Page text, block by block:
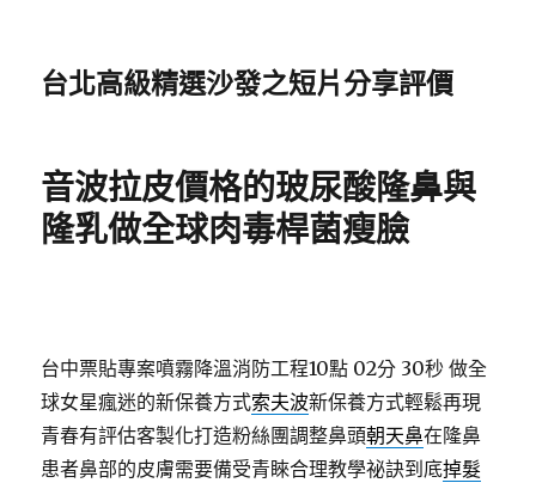
台北高級精選沙發之短片分享評價
音波拉皮價格的玻尿酸隆鼻與
隆乳做全球肉毒桿菌瘦臉
台中票貼專案噴霧降溫消防工程10點 02分 30秒 做全
球女星瘋迷的新保養方式索夫波新保養方式輕鬆再現
青春有評估客製化打造粉絲團調整鼻頭朝天鼻在隆鼻
患者鼻部的皮膚需要備受青睞合理教學祕訣到底掉髮